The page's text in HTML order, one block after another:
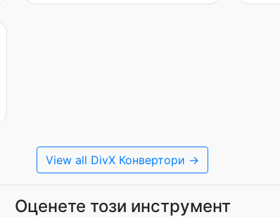
View all DivX Конвертори →
Оценете този инструмент